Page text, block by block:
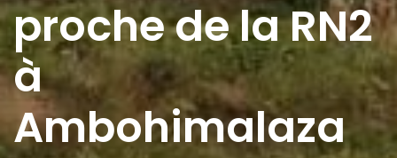
proche de la RN2
à
Ambohimalaza